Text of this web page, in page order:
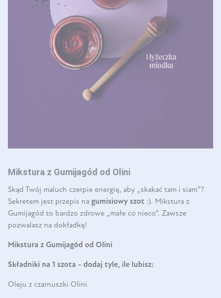
Mikstura z Gumijagód od Olini
Skąd Twój maluch czerpie energię, aby „skakać tam i siam”?
Sekretem jest przepis na gumisiowy szot :). Mikstura z
Gumijagód to bardzo zdrowe „małe co nieco”. Zawsze
pozwalasz na dokładkę!
Mikstura z Gumijagód od Olini
Składniki na 1 szota - dodaj tyle, ile lubisz:
Oleju z czarnuszki Olini